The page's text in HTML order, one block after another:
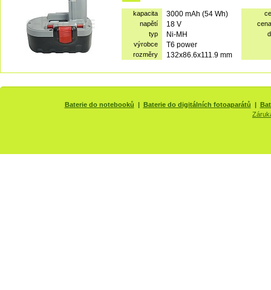
kapacita 3000 mAh (54 Wh)
napětí
18 V
typ
Ni-MH
výrobce
T6 power
rozměry 132x86.6x111.9 mm
Baterie do notebooků | Baterie do digitálních fotoaparátů |